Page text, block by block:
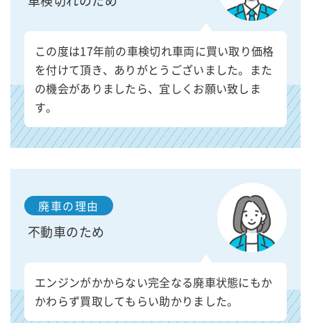
この度は17年前の車検切れ車両に買い取り価格
を付けて頂き、ありがとうございました。また
の機会がありましたら、宜しくお願い致しま
す。
廃車の理由
不動車のため
エンジンがかからない完全なる廃車状態にもか
かわらず買取してもらい助かりました。